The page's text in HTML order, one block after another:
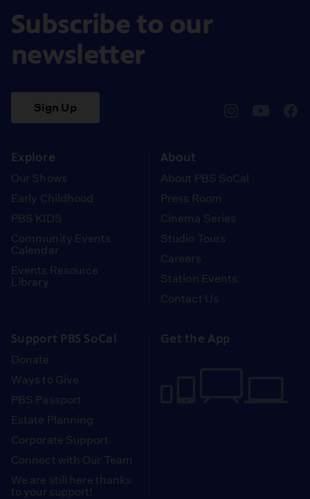
Subscribe to our
newsletter
Sign Up
Explore
Our Shows
Early Childhood
PBS KIDS
Community Events
Calendar
Events Resource
Library
About
About PBS SoCal
Press Room
Cinema Series
Studio Tours
Careers
Station Events
Contact Us
Support PBS SoCal
Donate
Ways to Give
PBS Passport
Estate Planning
Corporate Support
Connect with Our Team
We are still here thanks
to your support!
Get the App